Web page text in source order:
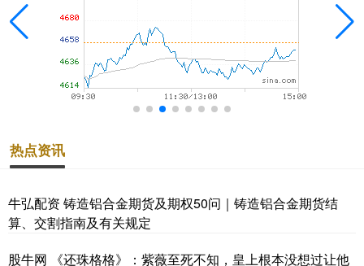
热点资讯
牛弘配资 铸造铝合金期货及期权50问｜铸造铝合金期货结
算、交割指南及有关规定
股牛网 《还珠格格》：紫薇至死不知，皇上根本没想过让他